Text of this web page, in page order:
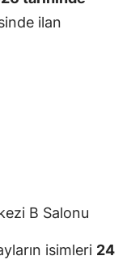
ilan
B Salonu
isimleri 24